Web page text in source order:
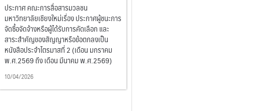
ประกาศ คณะการสื่อสารมวลชน
มหาวิทยาลัยเชียงใหม่เรื่อง ประกาศผู้ชนะการ
จัดซื้อจัดจ้างหรือผู้ได้รับการคัดเลือก และ
สาระสำคัญของสัญญาหรือข้อตกลงเป็น
หนังสือประจำไตรมาสที่ 2 (เดือน มกราคม
พ.ศ.2569 ถึง เดือน มีนาคม พ.ศ.2569)
10/04/2026